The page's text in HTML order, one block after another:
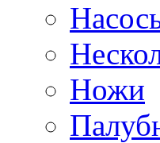
Ножи